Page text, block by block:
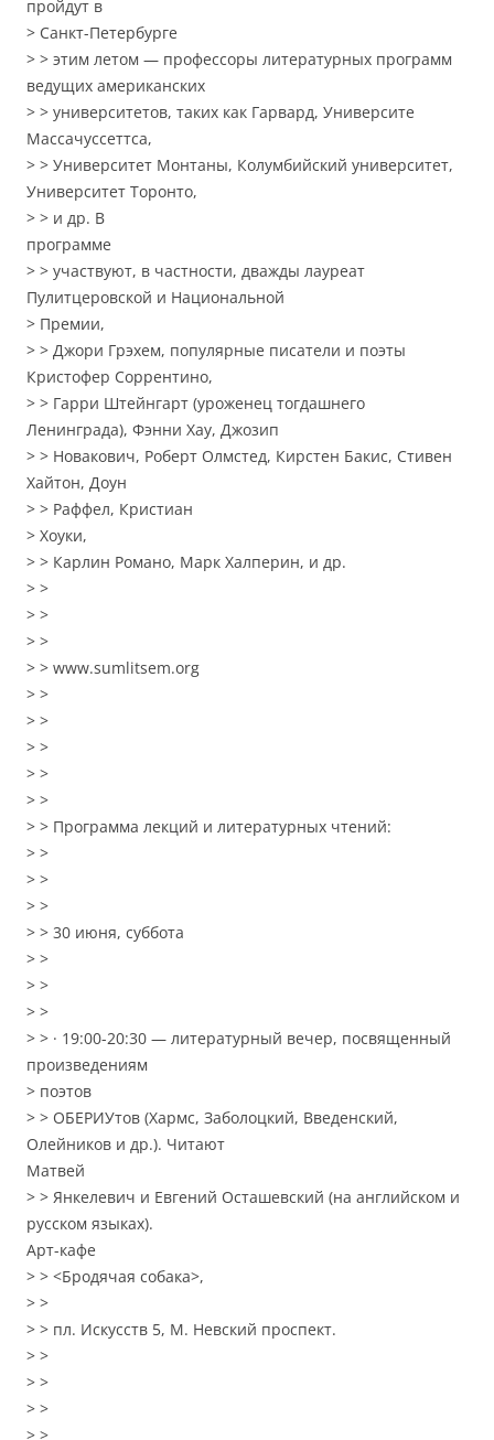
пройдут в
> Санкт-Петербурге
> > этим летом — профессоры литературных программ
ведущих американских
> > университетов, таких как Гарвард, Университе
Массачуссеттса,
> > Университет Монтаны, Колумбийский университет,
Университет Торонто,
> > и др. В
программе
> > участвуют, в частности, дважды лауреат
Пулитцеровской и Национальной
> Премии,
> > Джори Грэхем, популярные писатели и поэты
Кристофер Соррентино,
> > Гарри Штейнгарт (уроженец тогдашнего
Ленинграда), Фэнни Хау, Джозип
> > Новакович, Роберт Олмстед, Кирстен Бакис, Стивен
Хайтон, Доун
> > Раффел, Кристиан
> Хоуки,
> > Карлин Романо, Марк Халперин, и др.
> >
> >
> >
> > www.sumlitsem.org
> >
> >
> >
> >
> >
> > Программа лекций и литературных чтений:
> >
> >
> >
> > 30 июня, суббота
> >
> >
> >
> > · 19:00-20:30 — литературный вечер, посвященный
произведениям
> поэтов
> > ОБЕРИУтов (Хармс, Заболоцкий, Введенский,
Олейников и др.). Читают
Матвей
> > Янкелевич и Евгений Осташевский (на английском и
русском языках).
Арт-кафе
> > <Бродячая собака>,
> >
> > пл. Искусств 5, М. Невский проспект.
> >
> >
> >
> >